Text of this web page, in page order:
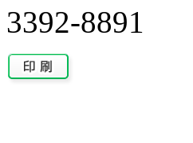
3392-8891